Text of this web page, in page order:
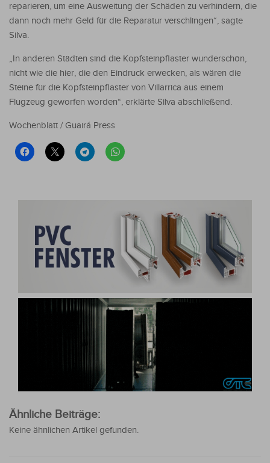
reparieren, um eine Ausweitung der Schäden zu verhindern, die
dann noch mehr Geld für die Reparatur verschlingen“, sagte
Silva.
„In anderen Städten sind die Kopfsteinpflaster wunderschön,
nicht wie die hier, die den Eindruck erwecken, als wären die
Steine für die Kopfsteinpflaster von Villarrica aus einem
Flugzeug geworfen worden“, erklärte Silva abschließend.
Wochenblatt / Guairá Press
Ähnliche Beiträge:
Keine ähnlichen Artikel gefunden.